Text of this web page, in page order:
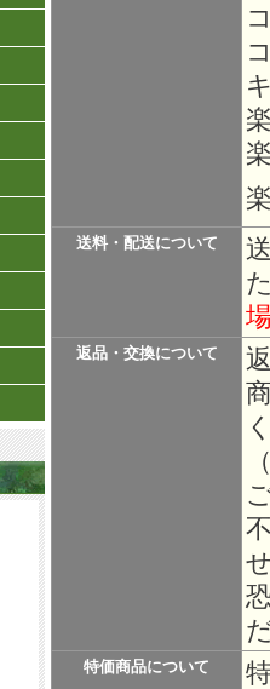
送料・配送について
返品・交換について
特価商品について